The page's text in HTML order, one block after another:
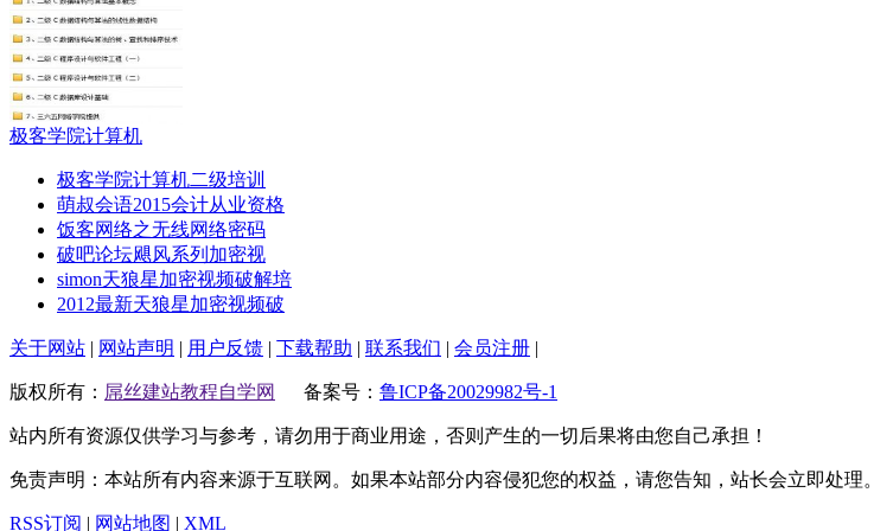
极客学院计算机
极客学院计算机二级培训
萌叔会语2015会计从业资格
饭客网络之无线网络密码
破吧论坛飓风系列加密视
simon天狼星加密视频破解培
2012最新天狼星加密视频破
关于网站 | 网站声明 | 用户反馈 | 下载帮助 | 联系我们 | 会员注册 |
版权所有： 屌丝建站教程自学网 备案号： 鲁ICP备20029982号-1
站内所有资源仅供学习与参考，请勿用于商业用途，否则产生的一切后果将由您自己承担！
免责声明：本站所有内容来源于互联网。如果本站部分内容侵犯您的权益，请您告知，站长会立即处理。
RSS订阅 | 网站地图 | XML